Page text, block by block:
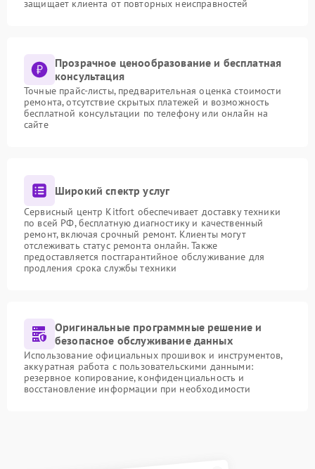
защищает клиента от повторных неисправностей
Прозрачное ценообразование и бесплатная
консультация
Точные прайс-листы, предварительная оценка стоимости
ремонта, отсутствие скрытых платежей и возможность
бесплатной консультации по телефону или онлайн на
сайте
Широкий спектр услуг
Сервисный центр Kitfort обеспечивает доставку техники
по всей РФ, бесплатную диагностику и качественный
ремонт, включая срочный ремонт. Клиенты могут
отслеживать статус ремонта онлайн. Также
предоставляется постгарантийное обслуживание для
продления срока службы техники
Оригинальные программные решение и
безопасное обслуживание данных
Использование официальных прошивок и инструментов,
аккуратная работа с пользовательскими данными:
резервное копирование, конфиденциальность и
восстановление информации при необходимости